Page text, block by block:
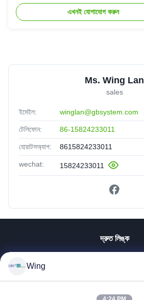
এখনই যোগাযোগ করুন
Ms. Wing Lan
sales
ইমেইল: winglan@gbsystem.com
টেলিফোন: 86-15824233011
হোয়াটসঅ্যাপ: 8615824233011
wechat: 15824233011
দ্রুত লিঙ্ক
ভিডিও
ভিআর শো
Wing